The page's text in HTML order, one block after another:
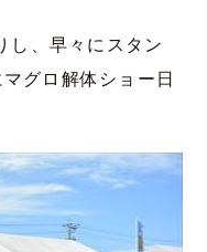
し、早々にスタン
グロ解体ショー日